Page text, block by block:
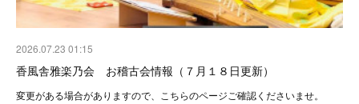
2026.07.23 01:15
香風舎雅楽乃会 お稽古会情報（７月１８日更新）
変更がある場合がありますので、こちらのページご確認くださいませ。